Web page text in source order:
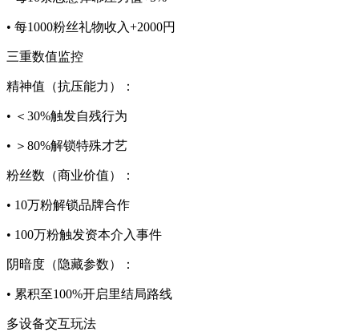
• 每1000粉丝礼物收入+2000円
​​三重数值监控​​
精神值（抗压能力）：
• ＜30%触发自残行为
• ＞80%解锁特殊才艺
粉丝数（商业价值）：
• 10万粉解锁品牌合作
• 100万粉触发资本介入事件
阴暗度（隐藏参数）：
• 累积至100%开启里结局路线
​​多设备交互玩法​​